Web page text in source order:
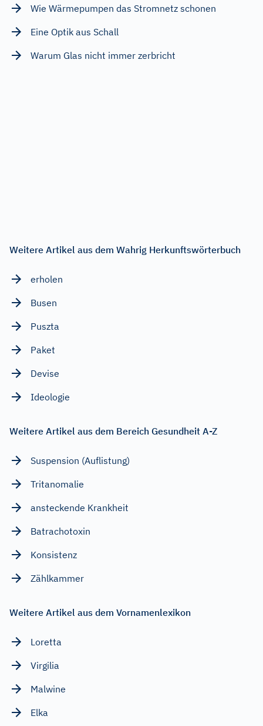
Wie Wärmepumpen das Stromnetz schonen
Eine Optik aus Schall
Warum Glas nicht immer zerbricht
Weitere Artikel aus dem Wahrig Herkunftswörterbuch
erholen
Busen
Puszta
Paket
Devise
Ideologie
Weitere Artikel aus dem Bereich Gesundheit A-Z
Suspension (Auflistung)
Tritanomalie
ansteckende Krankheit
Batrachotoxin
Konsistenz
Zählkammer
Weitere Artikel aus dem Vornamenlexikon
Loretta
Virgilia
Malwine
Elka